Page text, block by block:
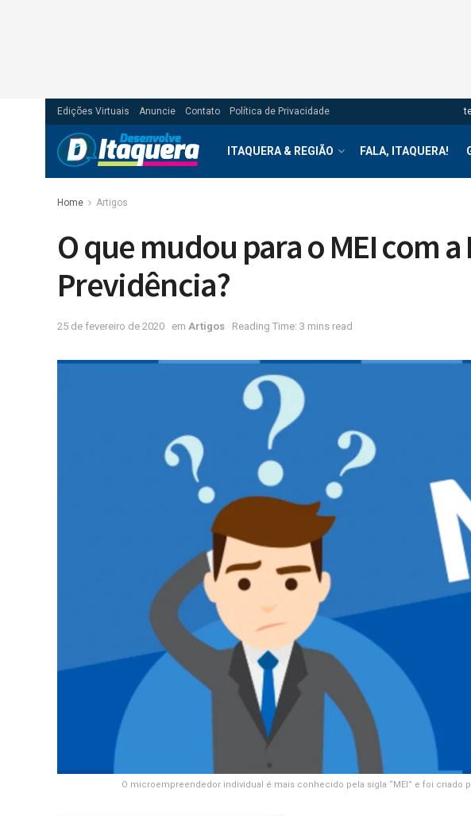
Edições Virtuais Anuncie Contato Política de Privacidade
ITAQUERA & REGIÃO FALA, ITAQUERA!
Home Artigos
O que mudou para o MEI com
Previdência?
25 de fevereiro de 2020 em Artigos Reading Time: 3 mins read
O microempreendedor individual é mais conhecido pela sigla “MEI” e foi